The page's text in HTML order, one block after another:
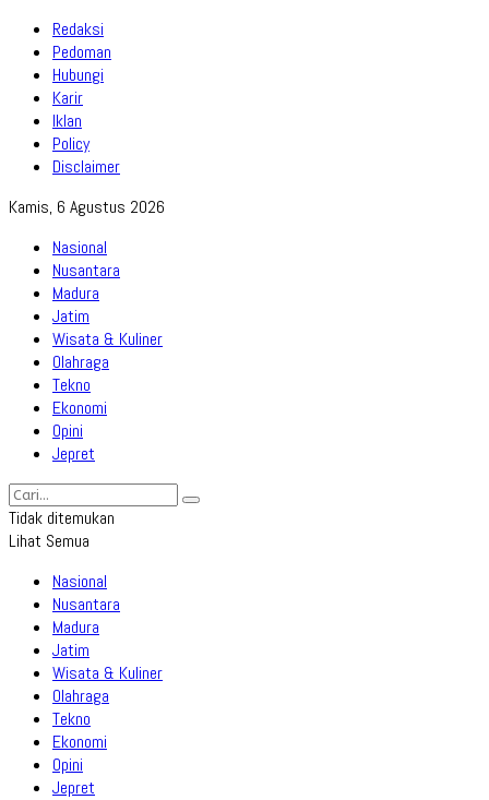
Redaksi
Pedoman
Hubungi
Karir
Iklan
Policy
Disclaimer
Kamis, 6 Agustus 2026
Nasional
Nusantara
Madura
Jatim
Wisata & Kuliner
Olahraga
Tekno
Ekonomi
Opini
Jepret
Tidak ditemukan
Lihat Semua
Nasional
Nusantara
Madura
Jatim
Wisata & Kuliner
Olahraga
Tekno
Ekonomi
Opini
Jepret